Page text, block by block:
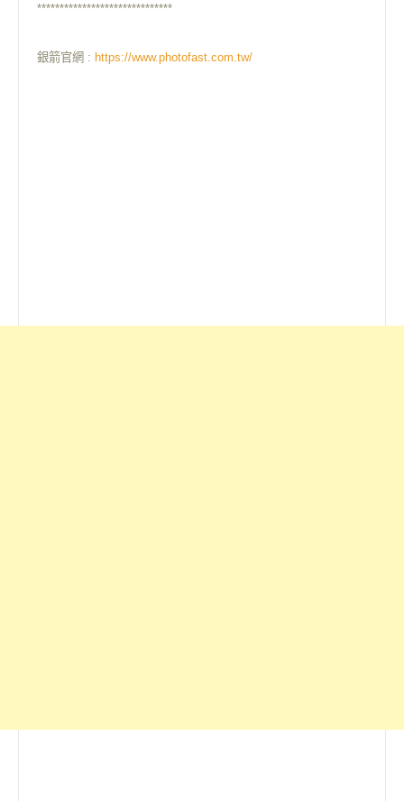
******************************
銀箭官網 : https://www.photofast.com.tw/